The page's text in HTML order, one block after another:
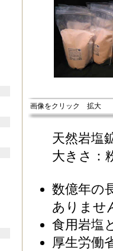
画像をクリック 拡大
天然岩塩
大きさ
数億年の
ありませ
食用岩塩
厚生労働